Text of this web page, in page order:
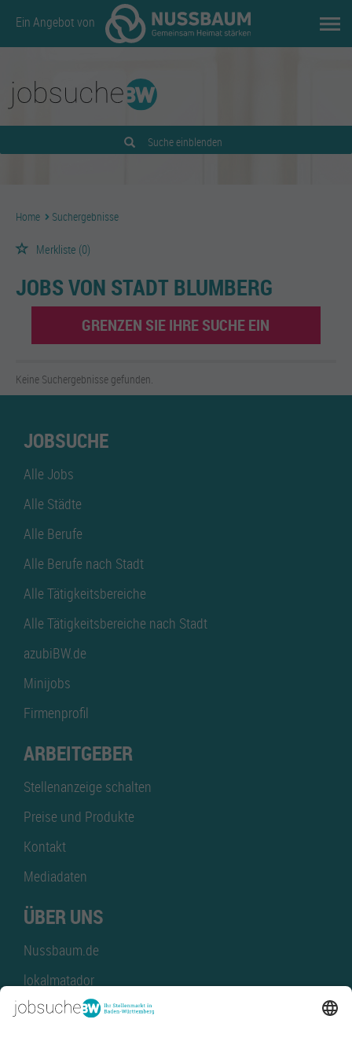
Ein Angebot von
Suche einblenden
Home Suchergebnisse
Merkliste (0)
JOBS VON STADT BLUMBERG
GRENZEN SIE IHRE SUCHE EIN
Keine Suchergebnisse gefunden.
JOBSUCHE
Alle Jobs
Alle Städte
Alle Berufe
Alle Berufe nach Stadt
Alle Tätigkeitsbereiche
Alle Tätigkeitsbereiche nach Stadt
azubiBW.de
Minijobs
Firmenprofil
ARBEITGEBER
Stellenanzeige schalten
Preise und Produkte
Kontakt
Mediadaten
ÜBER UNS
Nussbaum.de
lokalmatador
kaufinBW